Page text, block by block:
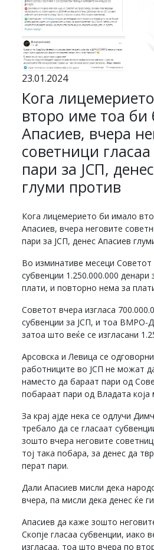
23.01.2024
Кога
второ име тоа би
Апасиев, вчера
советници
пари за ЈСП,
глуми против
Кога лицемерието би имало
Апасиев, вчера неговите
пари за ЈСП, денес Апасиев
Во изминативе месеци Советот
субвенции 1.250.000.000 денари
плати, и повторно нема за
Советот вчера изгласа
субвенции за ЈСП, и тоа
затоа што веќе се изгласани
Арсовска и Левица се
работниците во ЈСП не можат
наместо да бараат пари од
побараат пари од Владата која
За крај ајде нека се одлучи
требало да се гласаат
зошто вчера неговите
тој така побара, за денес да
перат пари.
Дали Апасиев мисли дека
вчера, па мисли дека денес ќе
Апасиев да каже зошто
Скопје гласаа субвенции, иако
изгласаа, тоа што вчера по